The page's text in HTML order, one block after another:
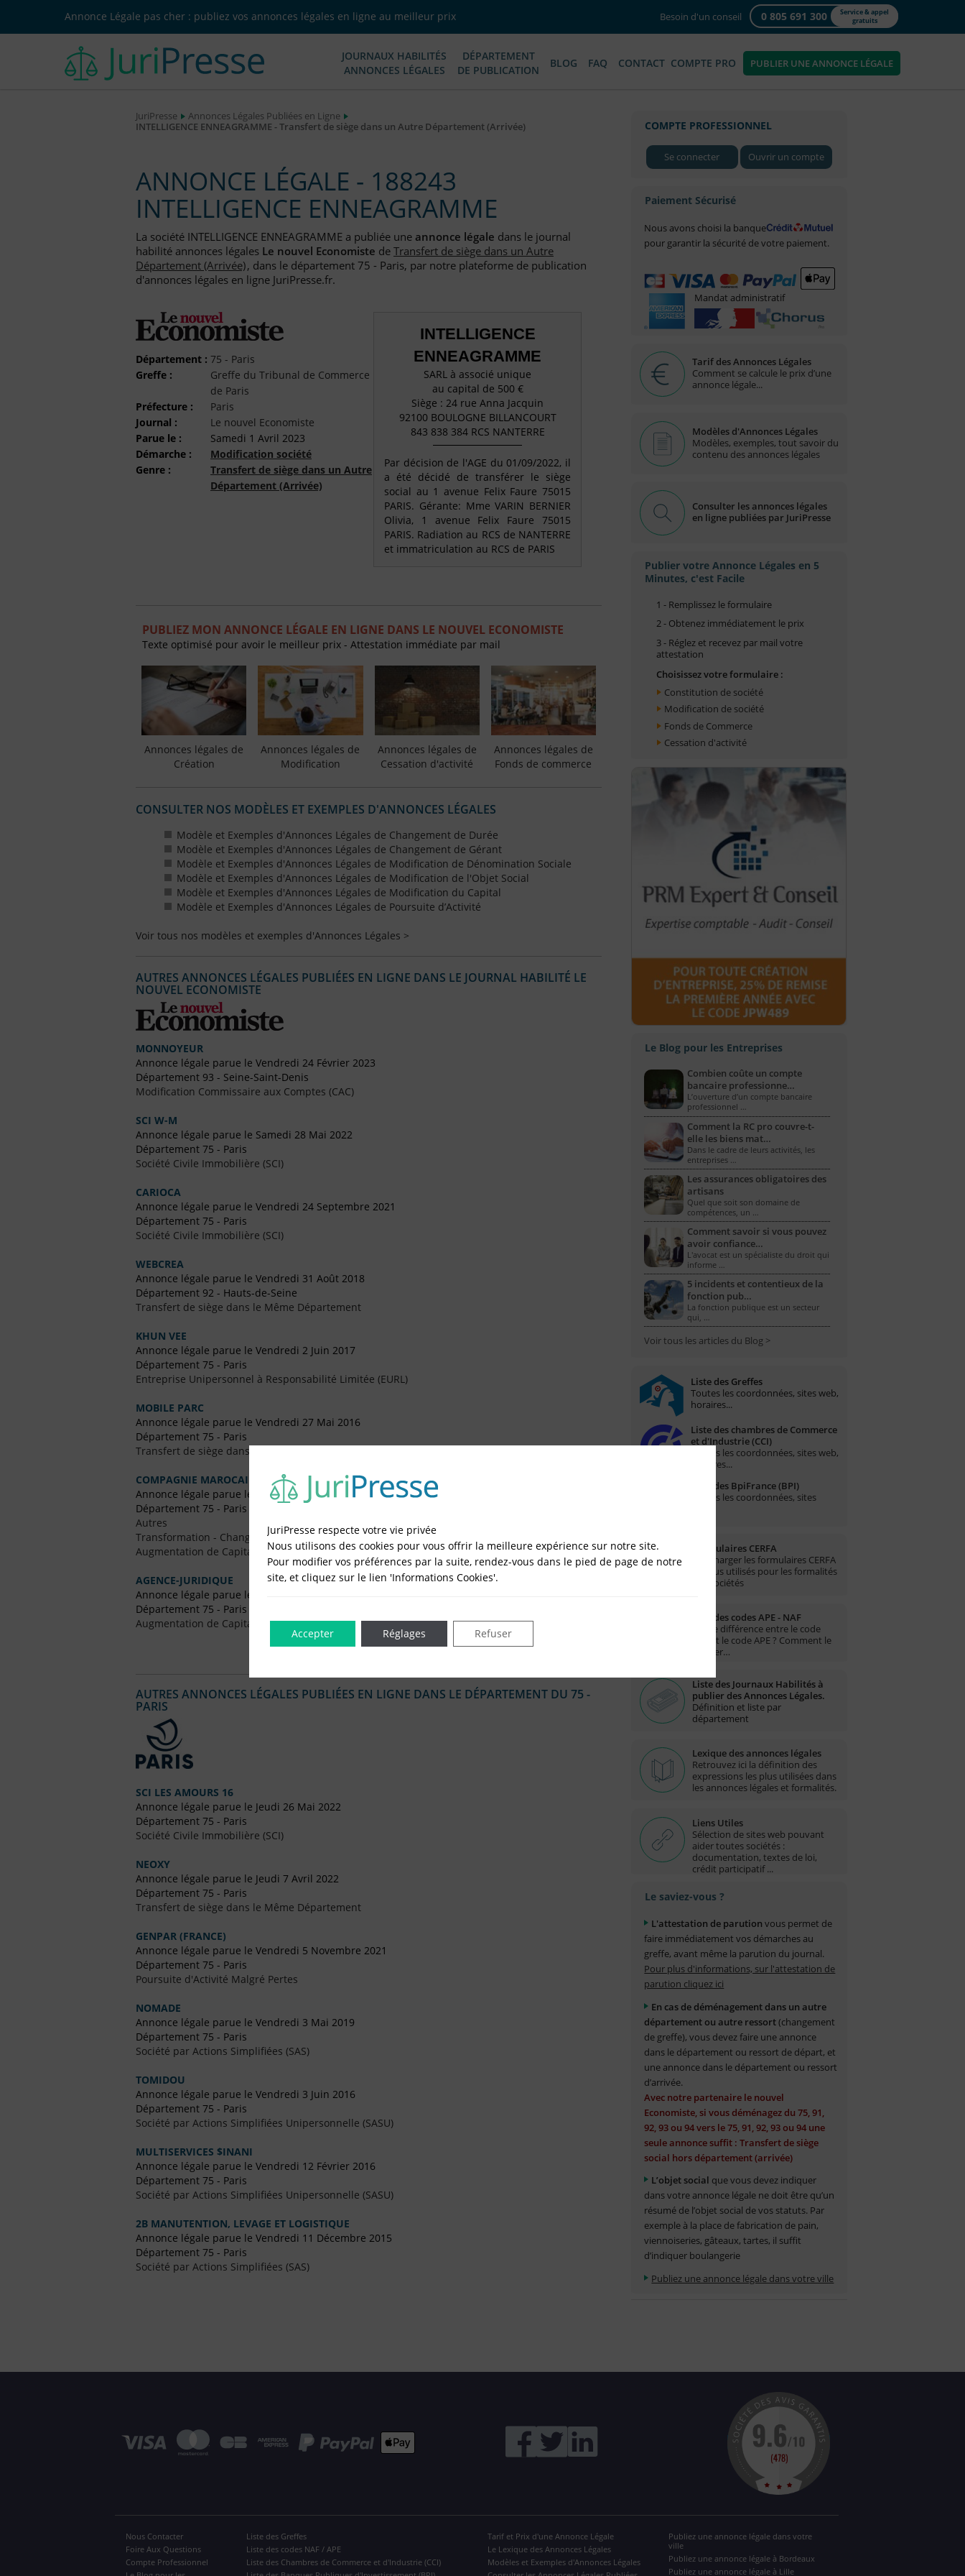
Annonce Légale pas cher : publiez vos annonces légales en ligne au meilleur prix Besoin d'un conseil 0 805 691 300
Service & appel
gratuits
JOURNAUX HABILITÉS
ANNONCES LÉGALES
DÉPARTEMENT
DE PUBLICATION
BLOG FAQ CONTACT COMPTE PRO PUBLIER UNE ANNONCE LÉGALE
JuriPresse
Annonces Légales Publiées en Ligne
INTELLIGENCE ENNEAGRAMME - Transfert de siège dans un Autre Département (Arrivée)
ANNONCE LÉGALE - 188243
INTELLIGENCE ENNEAGRAMME
La société INTELLIGENCE ENNEAGRAMME a publiée une annonce légale dans le journal
habilité annonces légales Le nouvel Economiste deTransfert de siège dans un Autre
Département (Arrivée), dans le département 75 - Paris, par notre plateforme de publication
d'annonces légales en ligne JuriPresse.fr.
Département : 75 - Paris
Greffe :
Greffe du Tribunal de Commerce
de Paris
Préfecture :
Paris
Journal :
Le nouvel Economiste
Parue le :
Samedi 1 Avril 2023
Démarche :
Modification société
Genre :
Transfert de siège dans un Autre
Département (Arrivée)
INTELLIGENCE
ENNEAGRAMME
SARL à associé unique
au capital de 500 €
Siège : 24 rue Anna Jacquin
92100 BOULOGNE BILLANCOURT
843 838 384 RCS NANTERRE
Par décision de l'AGE du 01/09/2022, il
a été décidé de transférer le siège
social au 1 avenue Felix Faure 75015
PARIS. Gérante: Mme VARIN BERNIER
Olivia, 1 avenue Felix Faure 75015
PARIS. Radiation au RCS de NANTERRE
et immatriculation au RCS de PARIS
PUBLIEZ MON ANNONCE LÉGALE EN LIGNE DANS LE NOUVEL ECONOMISTE
Texte optimisé pour avoir le meilleur prix - Attestation immédiate par mail
Annonces légales de
Création
Annonces légales de
Modification
Annonces légales de
Cessation d'activité
Annonces légales de
Fonds de commerce
CONSULTER NOS MODÈLES ET EXEMPLES D'ANNONCES LÉGALES
Modèle et Exemples d'Annonces Légales de Changement de Durée
Modèle et Exemples d'Annonces Légales de Changement de Gérant
Modèle et Exemples d'Annonces Légales de Modification de Dénomination Sociale
Modèle et Exemples d'Annonces Légales de Modification de l'Objet Social
Modèle et Exemples d'Annonces Légales de Modification du Capital
Modèle et Exemples d'Annonces Légales de Poursuite d’Activité
Voir tous nos modèles et exemples d'Annonces Légales >
AUTRES ANNONCES LÉGALES PUBLIÉES EN LIGNE DANS LE JOURNAL HABILITÉ LE
NOUVEL ECONOMISTE
MONNOYEUR
Annonce légale parue le Vendredi 24 Février 2023
Département 93 - Seine-Saint-Denis
Modification Commissaire aux Comptes (CAC)
SCI W-M
Annonce légale parue le Samedi 28 Mai 2022
Département 75 - Paris
Société Civile Immobilière (SCI)
CARIOCA
Annonce légale parue le Vendredi 24 Septembre 2021
Département 75 - Paris
Société Civile Immobilière (SCI)
WEBCREA
Annonce légale parue le Vendredi 31 Août 2018
Département 92 - Hauts-de-Seine
Transfert de siège dans le Même Département
KHUN VEE
Annonce légale parue le Vendredi 2 Juin 2017
Département 75 - Paris
Entreprise Unipersonnel à Responsabilité Limitée (EURL)
MOBILE PARC
Annonce légale parue le Vendredi 27 Mai 2016
Département 75 - Paris
Transfert de siège dans le Même Département
COMPAGNIE MAROCAINE
Annonce légale parue le Vendredi 8 Avril 2016
Département 75 - Paris
Autres
Transformation - Changement de Forme Juridique
Augmentation de Capital
AGENCE-JURIDIQUE
Annonce légale parue le Vendredi 12 Juin 2015
Département 75 - Paris
Augmentation de Capital
AUTRES ANNONCES LÉGALES PUBLIÉES EN LIGNE DANS LE DÉPARTEMENT DU 75 -
PARIS
SCI LES AMOURS 16
Annonce légale parue le Jeudi 26 Mai 2022
Département 75 - Paris
Société Civile Immobilière (SCI)
NEOXY
Annonce légale parue le Jeudi 7 Avril 2022
Département 75 - Paris
Transfert de siège dans le Même Département
GENPAR (FRANCE)
Annonce légale parue le Vendredi 5 Novembre 2021
Département 75 - Paris
Poursuite d'Activité Malgré Pertes
NOMADE
Annonce légale parue le Vendredi 3 Mai 2019
Département 75 - Paris
Société par Actions Simplifiées (SAS)
TOMIDOU
Annonce légale parue le Vendredi 3 Juin 2016
Département 75 - Paris
Société par Actions Simplifiées Unipersonnelle (SASU)
MULTISERVICES $INANI
Annonce légale parue le Vendredi 12 Février 2016
Département 75 - Paris
Société par Actions Simplifiées Unipersonnelle (SASU)
2B MANUTENTION, LEVAGE ET LOGISTIQUE
Annonce légale parue le Vendredi 11 Décembre 2015
Département 75 - Paris
Société par Actions Simplifiées (SAS)
COMPTE PROFESSIONNEL
Se connecter Ouvrir un compte
Paiement Sécurisé
Nous avons choisi la banque
pour garantir la sécurité de votre paiement.
Mandat administratif
Tarif des Annonces Légales
Comment se calcule le prix d’une
annonce légale...
Modèles d'Annonces Légales
Modèles, exemples, tout savoir du
contenu des annonces légales
Consulter les annonces légales
en ligne publiées par JuriPresse
Publier votre Annonce Légales en 5
Minutes, c'est Facile
1 - Remplissez le formulaire
2 - Obtenez immédiatement le prix
3 - Réglez et recevez par mail votre
attestation
Choisissez votre formulaire :
Constitution de société
Modification de société
Fonds de Commerce
Cessation d'activité
Le Blog pour les Entreprises
Combien coûte un compte
bancaire professionne…
L’ouverture d’un compte bancaire
professionnel …
Comment la RC pro couvre-t-
elle les biens mat…
Dans le cadre de leurs activités, les
entreprises …
Les assurances obligatoires des
artisans
Quel que soit son domaine de
compétences, un …
Comment savoir si vous pouvez
avoir confiance…
L'avocat est un spécialiste du droit qui
informe …
5 incidents et contentieux de la
fonction pub…
La fonction publique est un secteur
qui, …
Voir tous les articles du Blog >
Liste des Greffes
Toutes les coordonnées, sites web,
horaires...
Liste des chambres de Commerce
et d'Industrie (CCI)
Toutes les coordonnées, sites web,
horaires...
Liste des BpiFrance (BPI)
Toutes les coordonnées, sites
Formulaires CERFA
Télécharger les formulaires CERFA
les plus utilisés pour les formalités
des sociétés
Liste des codes APE - NAF
Quelle différence entre le code
NAF et le code APE ? Comment le
trouver…
Liste des Journaux Habilités à
publier des Annonces Légales.
Définition et liste par
département
Lexique des annonces légales
Retrouvez ici la définition des
expressions les plus utilisées dans
les annonces légales et formalités.
Liens Utiles
Sélection de sites web pouvant
aider toutes sociétés :
documentation, textes de loi,
crédit participatif ...
Le saviez-vous ?
L'attestation de parution vous permet de
faire immédiatement vos démarches au
greffe, avant même la parution du journal.
Pour plus d'informations, sur l'attestation de
parution cliquez ici
En cas de déménagement dans un autre
département ou autre ressort(changement
de greffe), vous devez faire une annonce
dans le département ou ressort de départ, et
une annonce dans le département ou ressort
d’arrivée.
Avec notre partenaire le nouvel
Economiste, si vous déménagez du 75, 91,
92, 93 ou 94 vers le 75, 91, 92, 93 ou 94 une
seule annonce suffit : Transfert de siège
social hors département (arrivée)
L’objet social que vous devez indiquer
dans votre annonce légale ne doit être qu’un
résumé de l’objet social de vos statuts. Par
exemple à la place de fabrication de pain,
viennoiseries, gâteaux, tartes, il suffit
d’indiquer boulangerie
Publiez une annonce légale dans votre ville
Nous Contacter
Foire Aux Questions
Compte Professionnel
Liste des Greffes
Liste des codes NAF / APE
Liste des Chambres de Commerce et d'Industrie (CCI)
Tarif et Prix d'une Annonce Légale
Le Lexique des Annonces Légales
Modèles et Exemples d'Annonces Légales
Publiez une annonce légale dans votre
ville
Publiez une annonce légale à Bordeaux
Publiez une annonce légale à Lille
JuriPresse respecte votre vie privée
Nous utilisons des cookies pour vous offrir la meilleure expérience sur notre site.
Pour modifier vos préférences par la suite, rendez-vous dans le pied de page de notre
site, et cliquez sur le lien 'Informations Cookies'.
Accepter Refuser
Réglages